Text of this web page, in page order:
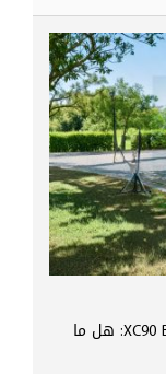
تجربة فولفو XC90 B5 Ultra Black Edition 2026: هل ما